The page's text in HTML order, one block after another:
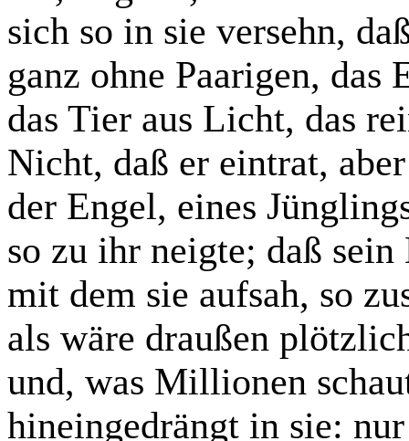
sich so in sie versehn,
ganz ohne Paarigen, das
das Tier aus Licht, das
Nicht, daß er eintrat,
der Engel, eines
so zu ihr neigte; daß
mit dem sie aufsah, so
als wäre draußen
und, was Millionen
hineingedrängt in sie: